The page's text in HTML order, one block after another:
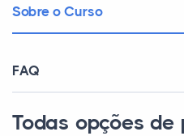
Sobre o Curso
FAQ
Todas opções de